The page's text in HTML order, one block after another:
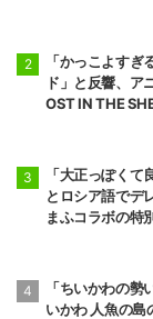
「かっこよすぎ
ド」と反響、ア
OST IN THE
「大正っぽくて
とロシア語でデ
まふコラボの特
「ちいかわの勢
いかわ 人魚の島